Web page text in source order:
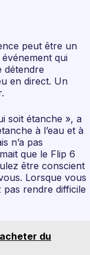
peut être un
qui
détendre
en direct. Un
soit étanche », a
à l’eau et à
n’a pas
que le Flip 6
être conscient
Lorsque vous
rendre difficile
du